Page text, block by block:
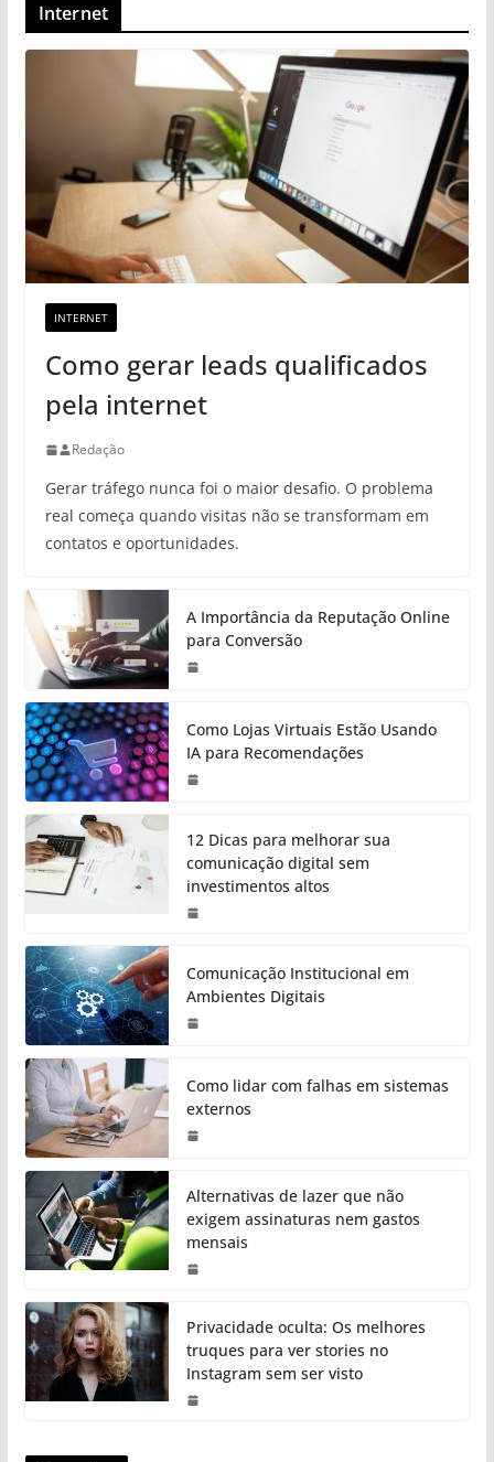
Internet
INTERNET
Como gerar leads qualificados
pela internet
Redação
Gerar tráfego nunca foi o maior desafio. O problema
real começa quando visitas não se transformam em
contatos e oportunidades.
A Importância da Reputação Online
para Conversão
Como Lojas Virtuais Estão Usando
IA para Recomendações
12 Dicas para melhorar sua
comunicação digital sem
investimentos altos
Comunicação Institucional em
Ambientes Digitais
Como lidar com falhas em sistemas
externos
Alternativas de lazer que não
exigem assinaturas nem gastos
mensais
Privacidade oculta: Os melhores
truques para ver stories no
Instagram sem ser visto